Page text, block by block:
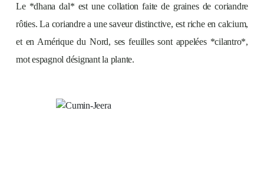
Le *dhana dal* est une collation faite de graines de coriandre
rôties. La coriandre a une saveur distinctive, est riche en calcium,
et en Amérique du Nord, ses feuilles sont appelées *cilantro*,
mot espagnol désignant la plante.